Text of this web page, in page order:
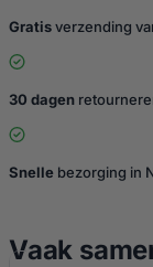
Gratisverzending
30 dagen
Snelle bezorging in
Vaak